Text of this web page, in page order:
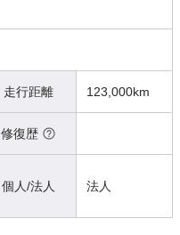
走行距離 123,000km
修復歴
個人/法人 法人